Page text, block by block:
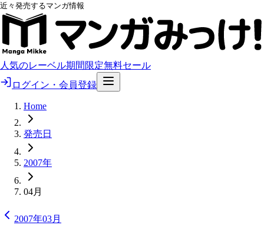
近々発売するマンガ情報
人気のレーベル期間限定無料セール
ログイン・会員登録
Home
発売日
2007年
04月
2007年03月